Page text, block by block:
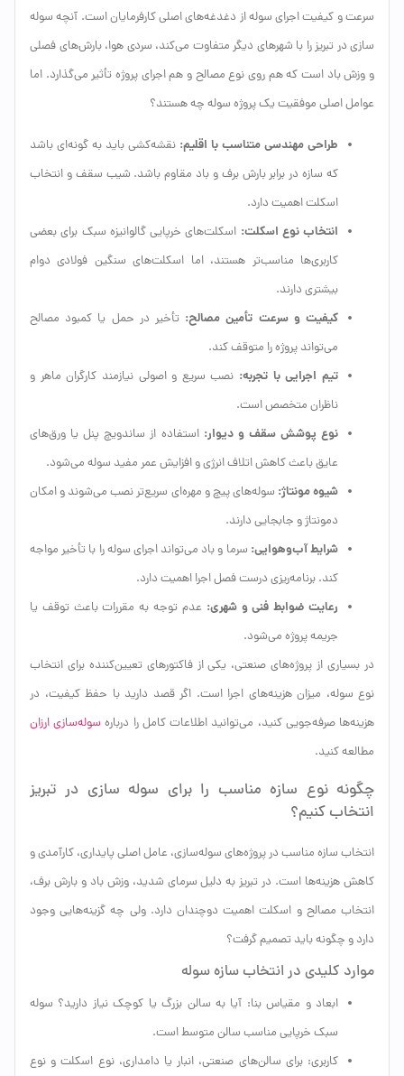
سرعت و کیفیت اجرای سوله از دغدغه‌های اصلی کارفرمایان است. آنچه سوله
سازی در تبریز را با شهرهای دیگر متفاوت می‌کند، سردی هوا، بارش‌های فصلی
و وزش باد است که هم روی نوع مصالح و هم اجرای پروژه تأثیر می‌گذارد. اما
عوامل اصلی موفقیت یک پروژه سوله چه هستند؟
طراحی مهندسی متناسب با اقلیم: نقشه‌کشی باید به گونه‌ای باشد
که سازه در برابر بارش برف و باد مقاوم باشد. شیب سقف و انتخاب
اسکلت اهمیت دارد.
انتخاب نوع اسکلت: اسکلت‌های خرپایی گالوانیزه سبک برای بعضی
کاربری‌ها مناسب‌تر هستند، اما اسکلت‌های سنگین فولادی دوام
بیشتری دارند.
کیفیت و سرعت تأمین مصالح: تأخیر در حمل یا کمبود مصالح
می‌تواند پروژه را متوقف کند.
تیم اجرایی با تجربه: نصب سریع و اصولی نیازمند کارگران ماهر و
ناظران متخصص است.
نوع پوشش سقف و دیوار: استفاده از ساندویچ پنل یا ورق‌های
عایق باعث کاهش اتلاف انرژی و افزایش عمر مفید سوله می‌شود.
شیوه مونتاژ: سوله‌های پیچ و مهره‌ای سریع‌تر نصب می‌شوند و امکان
دمونتاژ و جابجایی دارند.
شرایط آب‌وهوایی: سرما و باد می‌تواند اجرای سوله را با تأخیر مواجه
کند. برنامه‌ریزی درست فصل اجرا اهمیت دارد.
رعایت ضوابط فنی و شهری: عدم توجه به مقررات باعث توقف یا
جریمه پروژه می‌شود.
در بسیاری از پروژه‌های صنعتی، یکی از فاکتورهای تعیین‌کننده برای انتخاب
نوع سوله، میزان هزینه‌های اجرا است. اگر قصد دارید با حفظ کیفیت، در
هزینه‌ها صرفه‌جویی کنید، می‌توانید اطلاعات کامل را درباره سوله‌سازی ارزان
مطالعه کنید.
چگونه نوع سازه مناسب را برای سوله سازی در تبریز
انتخاب کنیم؟
انتخاب سازه مناسب در پروژه‌های سوله‌سازی، عامل اصلی پایداری، کارآمدی و
کاهش هزینه‌ها است. در تبریز به دلیل سرمای شدید، وزش باد و بارش برف،
انتخاب مصالح و اسکلت اهمیت دوچندان دارد. ولی چه گزینه‌هایی وجود
دارد و چگونه باید تصمیم گرفت؟
موارد کلیدی در انتخاب سازه سوله
ابعاد و مقیاس بنا: آیا به سالن بزرگ یا کوچک نیاز دارید؟ سوله
سبک خرپایی مناسب سالن متوسط است.
کاربری: برای سالن‌های صنعتی، انبار یا دامداری، نوع اسکلت و نوع